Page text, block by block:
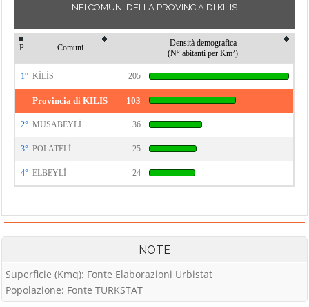
NEI COMUNI DELLA PROVINCIA DI KILIS
P Comuni
Densità demografica
(N° abitanti per Km²)
1° KİLİS 205
Provincia di KILIS 103
2° MUSABEYLİ 36
3° POLATELİ 25
4° ELBEYLİ 24
NOTE
Superficie (Kmq): Fonte Elaborazioni Urbistat
Popolazione: Fonte TURKSTAT